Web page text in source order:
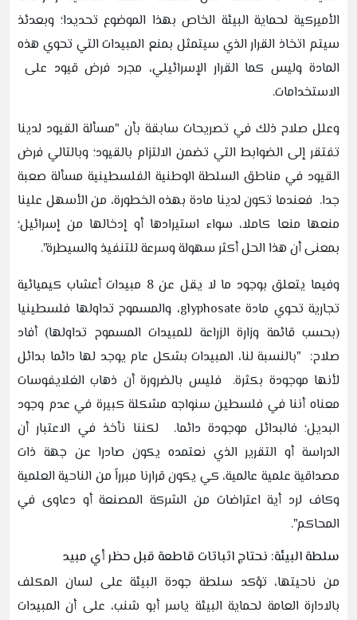
الأميركية لحماية البيئة الخاص بهذا الموضوع تحديدا؛ وبعدئذ
سيتم اتخاذ القرار الذي سيتمثل بمنع المبيدات التي تحوي هذه
المادة وليس كما القرار الإسرائيلي، مجرد فرض قيود على
الاستخدامات.
وعلل صلاح ذلك في تصريحات سابقة بأن "مسألة القيود لدينا
تفتقر إلى الضوابط التي تضمن الالتزام بالقيود؛ وبالتالي فرض
القيود في مناطق السلطة الوطنية الفلسطينية مسألة صعبة
جدا. فعندما تكون لدينا مادة بهذه الخطورة، من الأسهل علينا
منعها منعا كاملا، سواء استيرادها أو إدخالها من إسرائيل؛
بمعنى أن هذا الحل أكثر سهولة وسرعة للتنفيذ والسيطرة".
وفيما يتعلق بوجود ما لا يقل عن 8 مبيدات أعشاب كيميائية
تجارية تحوي مادة glyphosate، والمسموح تداولها فلسطينيا
(بحسب قائمة وزارة الزراعة للمبيدات المسموح تداولها) أفاد
صلاح: "بالنسبة لنا، المبيدات بشكل عام يوجد لها دائما بدائل
لأنها موجودة بكثرة. فليس بالضرورة أن ذهاب الغلايفوسات
معناه أننا في فلسطين سنواجه مشكلة كبيرة في عدم وجود
البديل؛ فالبدائل موجودة دائما. لكننا نأخذ في الاعتبار أن
الدراسة أو التقرير الذي نعتمده يكون صادرا عن جهة ذات
مصداقية علمية عالمية، كي يكون قرارنا مبرراً من الناحية العلمية
وكاف لرد أية اعتراضات من الشركة المصنعة أو دعاوى في
المحاكم".
سلطة البيئة: نحتاج اثباتات قاطعة قبل حظر أي مبيد
من ناحيتها، تؤكد سلطة جودة البيئة على لسان المكلف
بالادارة العامة لحماية البيئة ياسر أبو شنب، على أن المبيدات